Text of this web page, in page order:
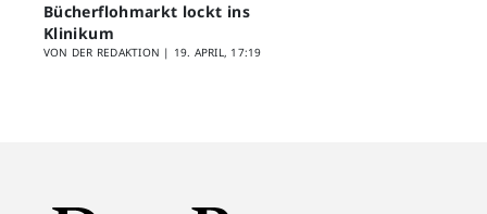
Bücherflohmarkt lockt ins
Klinikum
VON DER REDAKTION | 19. APRIL, 17:19